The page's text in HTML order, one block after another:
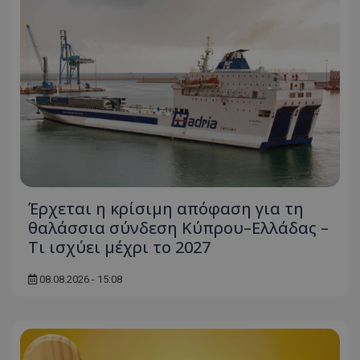
Έρχεται η κρίσιμη απόφαση για τη
θαλάσσια σύνδεση Κύπρου–Ελλάδας –
Τι ισχύει μέχρι το 2027
08.08.2026 - 15:08
VISITOR_PRIVACY_METADATA